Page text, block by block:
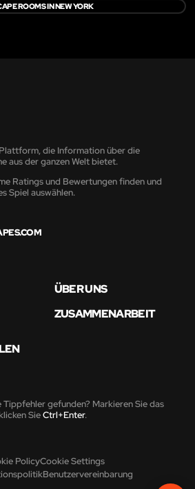
ROOMS IN NEW YORK
die Information über die
aus der ganzen Welt bietet.
Ratings und Bewertungen finden und
Spiel auswählen.
ÜBER UNS
ZUSAMMENARBEIT
Tippfehler gefunden? Markieren Sie das
SieCtrl+Enter.
PolicyCookie Settings
Benutzervereinbarung